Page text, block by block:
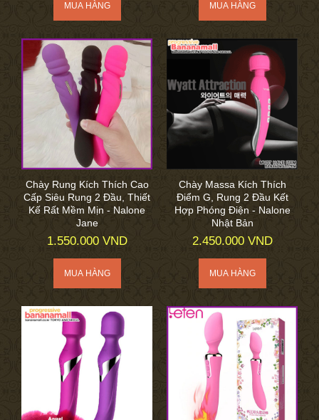
Chày Rung Kích Thích Cao
Cấp Siêu Rung 2 Đầu, Thiết
Kế Rất Mềm Mịn - Nalone
Jane
1.550.000 VND
Chày Massa Kích Thích
Điểm G, Rung 2 Đầu Kết
Hợp Phóng Điện - Nalone
Nhật Bản
2.450.000 VND